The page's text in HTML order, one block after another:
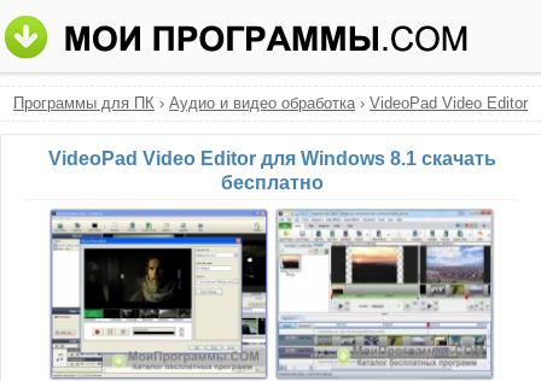
Программы для ПК › Аудио и видео обработка› VideoPad Video Editor
VideoPad Video Editor для Windows 8.1 скачать
бесплатно